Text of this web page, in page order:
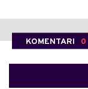
KOMENTARI 0